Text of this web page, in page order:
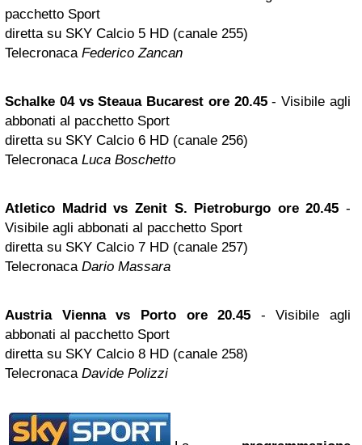
pacchetto Sport
diretta su SKY Calcio 5 HD (canale 255)
TelecronacaFederico Zancan
Schalke 04 vs Steaua Bucarest ore 20.45- Visibile agli
abbonati al pacchetto Sport
diretta su SKY Calcio 6 HD (canale 256)
TelecronacaLuca Boschetto
Atletico Madrid vs Zenit S. Pietroburgo ore 20.45 -
Visibile agli abbonati al pacchetto Sport
diretta su SKY Calcio 7 HD (canale 257)
Telecronaca Dario Massara
Austria Vienna vs Porto ore 20.45 - Visibile agli
abbonati al pacchetto Sport
diretta su SKY Calcio 8 HD (canale 258)
TelecronacaDavide Polizzi